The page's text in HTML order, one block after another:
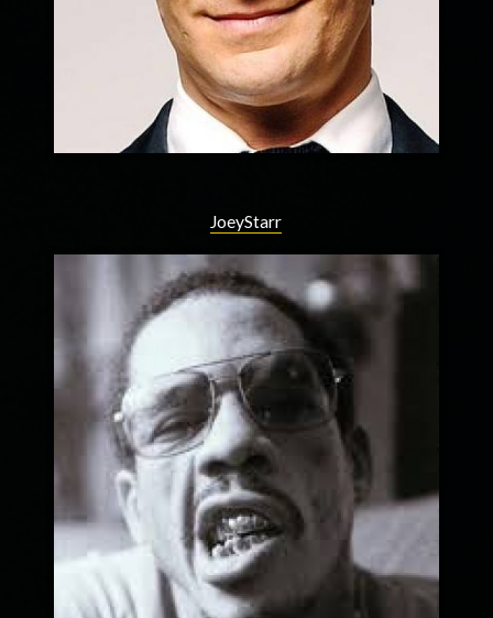
JoeyStarr